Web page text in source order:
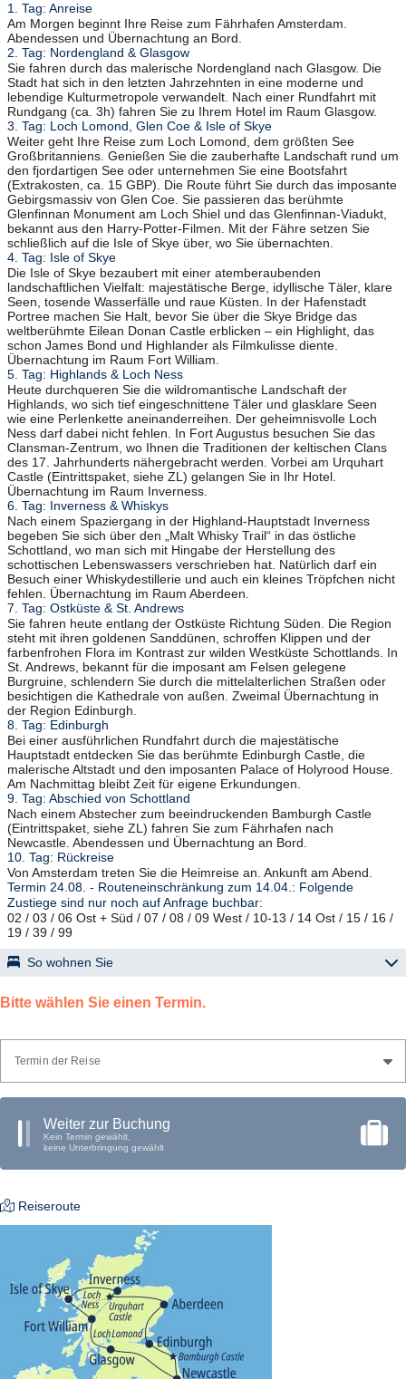
1. Tag: Anreise
Am Morgen beginnt Ihre Reise zum Fährhafen Amsterdam.
Abendessen und Übernachtung an Bord.
2. Tag: Nordengland & Glasgow
Sie fahren durch das malerische Nordengland nach Glasgow. Die
Stadt hat sich in den letzten Jahrzehnten in eine moderne und
lebendige Kulturmetropole verwandelt. Nach einer Rundfahrt mit
Rundgang (ca. 3h) fahren Sie zu Ihrem Hotel im Raum Glasgow.
3. Tag: Loch Lomond, Glen Coe & Isle of Skye
Weiter geht Ihre Reise zum Loch Lomond, dem größten See
Großbritanniens. Genießen Sie die zauberhafte Landschaft rund um
den fjordartigen See oder unternehmen Sie eine Bootsfahrt
(Extrakosten, ca. 15 GBP). Die Route führt Sie durch das imposante
Gebirgsmassiv von Glen Coe. Sie passieren das berühmte
Glenfinnan Monument am Loch Shiel und das Glenfinnan-Viadukt,
bekannt aus den Harry-Potter-Filmen. Mit der Fähre setzen Sie
schließlich auf die Isle of Skye über, wo Sie übernachten.
4. Tag: Isle of Skye
Die Isle of Skye bezaubert mit einer atemberaubenden
landschaftlichen Vielfalt: majestätische Berge, idyllische Täler, klare
Seen, tosende Wasserfälle und raue Küsten. In der Hafenstadt
Portree machen Sie Halt, bevor Sie über die Skye Bridge das
weltberühmte Eilean Donan Castle erblicken – ein Highlight, das
schon James Bond und Highlander als Filmkulisse diente.
Übernachtung im Raum Fort William.
5. Tag: Highlands & Loch Ness
Heute durchqueren Sie die wildromantische Landschaft der
Highlands, wo sich tief eingeschnittene Täler und glasklare Seen
wie eine Perlenkette aneinanderreihen. Der geheimnisvolle Loch
Ness darf dabei nicht fehlen. In Fort Augustus besuchen Sie das
Clansman-Zentrum, wo Ihnen die Traditionen der keltischen Clans
des 17. Jahrhunderts nähergebracht werden. Vorbei am Urquhart
Castle (Eintrittspaket, siehe ZL) gelangen Sie in Ihr Hotel.
Übernachtung im Raum Inverness.
6. Tag: Inverness & Whiskys
Nach einem Spaziergang in der Highland-Hauptstadt Inverness
begeben Sie sich über den „Malt Whisky Trail“ in das östliche
Schottland, wo man sich mit Hingabe der Herstellung des
schottischen Lebenswassers verschrieben hat. Natürlich darf ein
Besuch einer Whiskydestillerie und auch ein kleines Tröpfchen nicht
fehlen. Übernachtung im Raum Aberdeen.
7. Tag: Ostküste & St. Andrews
Sie fahren heute entlang der Ostküste Richtung Süden. Die Region
steht mit ihren goldenen Sanddünen, schroffen Klippen und der
farbenfrohen Flora im Kontrast zur wilden Westküste Schottlands. In
St. Andrews, bekannt für die imposant am Felsen gelegene
Burgruine, schlendern Sie durch die mittelalterlichen Straßen oder
besichtigen die Kathedrale von außen. Zweimal Übernachtung in
der Region Edinburgh.
8. Tag: Edinburgh
Bei einer ausführlichen Rundfahrt durch die majestätische
Hauptstadt entdecken Sie das berühmte Edinburgh Castle, die
malerische Altstadt und den imposanten Palace of Holyrood House.
Am Nachmittag bleibt Zeit für eigene Erkundungen.
9. Tag: Abschied von Schottland
Nach einem Abstecher zum beeindruckenden Bamburgh Castle
(Eintrittspaket, siehe ZL) fahren Sie zum Fährhafen nach
Newcastle. Abendessen und Übernachtung an Bord.
10. Tag: Rückreise
Von Amsterdam treten Sie die Heimreise an. Ankunft am Abend.
Termin 24.08. - Routeneinschränkung zum 14.04.: Folgende
Zustiege sind nur noch auf Anfrage buchbar:
02 / 03 / 06 Ost + Süd / 07 / 08 / 09 West / 10-13 / 14 Ost / 15 / 16 /
19 / 39 / 99
So wohnen Sie
Telefon, TV.
Bitte wählen Sie einen Termin.
Termin der Reise
Weiter zur Buchung
Kein Termin gewählt,
keine Unterbringung gewählt
Reiseroute